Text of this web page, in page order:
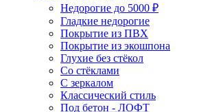
Недорогие до 5000 ₽
Гладкие недорогие
Покрытие из ПВХ
Покрытие из экошпона
Глухие без стёкол
Со стёклами
С зеркалом
Классический стиль
Под бетон - ЛОФТ